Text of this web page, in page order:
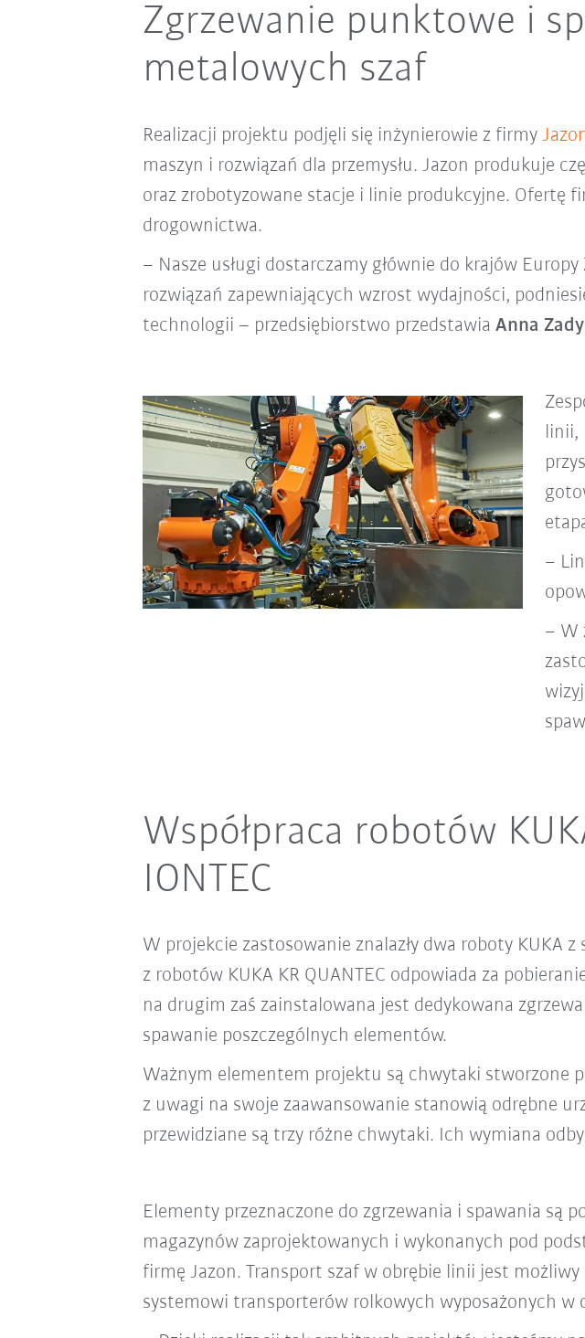
Zgrzewanie punktowe i
metalowych szaf
Realizacji projektu podjęli się inżynierowie z firmy
maszyn i rozwiązań dla przemysłu. Jazon produkuje
oraz zrobotyzowane stacje i linie produkcyjne. Ofertę
drogownictwa.
– Nasze usługi dostarczamy głównie do krajów
rozwiązań zapewniających wzrost wydajności,
technologii – przedsiębiorstwo przedstawia Anna
linii,
–
– W
Współpraca robotów
IONTEC
W projekcie zastosowanie znalazły dwa roboty KUKA z
z robotów KUKA KR QUANTEC odpowiada za
na drugim zaś zainstalowana jest dedykowana
spawanie poszczególnych elementów.
Ważnym elementem projektu są chwytaki stworzone
z uwagi na swoje zaawansowanie stanowią odrębne
przewidziane są trzy różne chwytaki. Ich wymiana
Elementy przeznaczone do zgrzewania i spawania są
magazynów zaprojektowanych i wykonanych pod
firmę Jazon. Transport szaf w obrębie linii jest możliwy
systemowi transporterów rolkowych wyposażonych w